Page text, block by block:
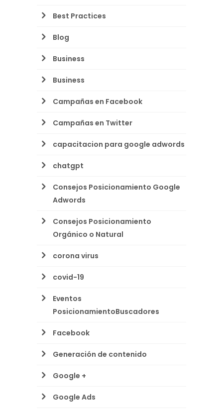
Best Practices
Blog
Business
Business
Campañas en Facebook
Campañas en Twitter
capacitacion para google adwords
chatgpt
Consejos Posicionamiento Google
Adwords
Consejos Posicionamiento
Orgánico o Natural
corona virus
covid-19
Eventos
PosicionamientoBuscadores
Facebook
Generación de contenido
Google +
Google Ads